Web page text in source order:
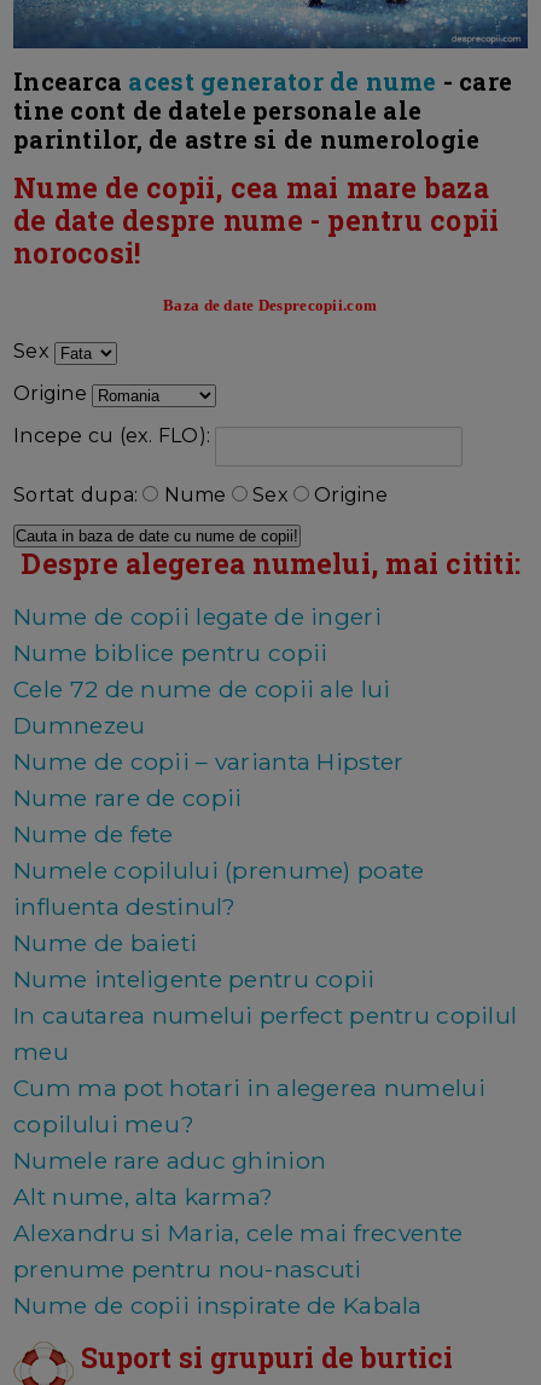
Incearca acest generator de nume - care
tine cont de datele personale ale
parintilor, de astre si de numerologie
Nume de copii, cea mai mare baza
de date despre nume - pentru copii
norocosi!
Baza de date Desprecopii.com
Sex
Origine
Incepe cu (ex. FLO):
Sortat dupa: Nume Sex Origine
Despre alegerea numelui, mai cititi:
Nume de copii legate de ingeri
Nume biblice pentru copii
Cele 72 de nume de copii ale lui
Dumnezeu
Nume de copii – varianta Hipster
Nume rare de copii
Nume de fete
Numele copilului (prenume) poate
influenta destinul?
Nume de baieti
Nume inteligente pentru copii
In cautarea numelui perfect pentru copilul
meu
Cum ma pot hotari in alegerea numelui
copilului meu?
Numele rare aduc ghinion
Alt nume, alta karma?
Alexandru si Maria, cele mai frecvente
prenume pentru nou-nascuti
Nume de copii inspirate de Kabala
Suport si grupuri de burtici